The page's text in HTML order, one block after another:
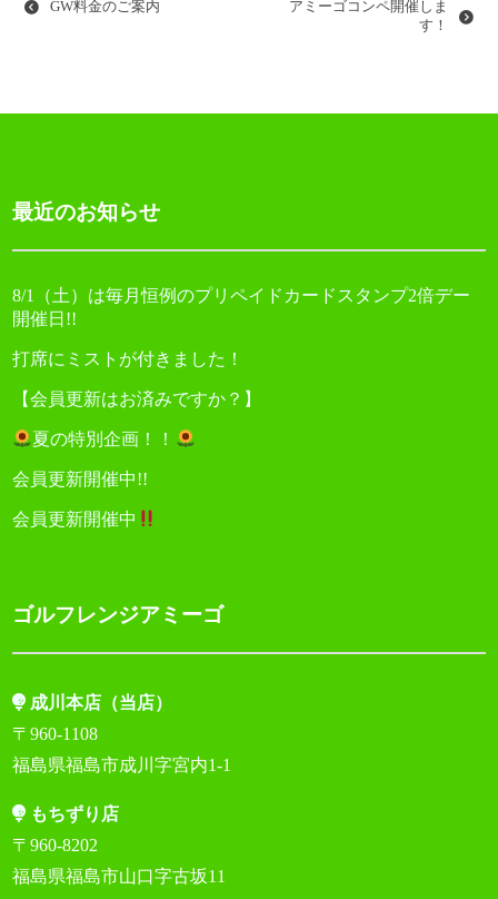
ー
ン
GW料金のご案内
アミーゴコンペ開催しま
す！
最近のお知らせ
8/1（土）は毎月恒例のプリペイドカードスタンプ2倍デー
開催日!!
打席にミストが付きました！
【会員更新はお済みですか？】
夏の特別企画！！
会員更新開催中!!
会員更新開催中
ゴルフレンジアミーゴ
成川本店（当店）
〒960-1108
福島県福島市成川字宮内1-1
もちずり店
〒960-8202
福島県福島市山口字古坂11